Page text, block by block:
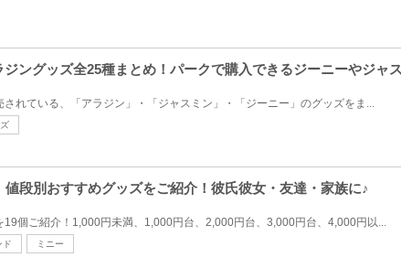
ングッズ全25種まとめ！パークで購入できるジーニーやジャ
れている、「アラジン」・「ジャスミン」・「ジーニー」のグッズをま...
段別おすすめグッズをご紹介！彼氏彼女・友達・家族に♪
19個ご紹介！1,000円未満、1,000円台、2,000円台、3,000円台、4,000円以...
ド ミニー